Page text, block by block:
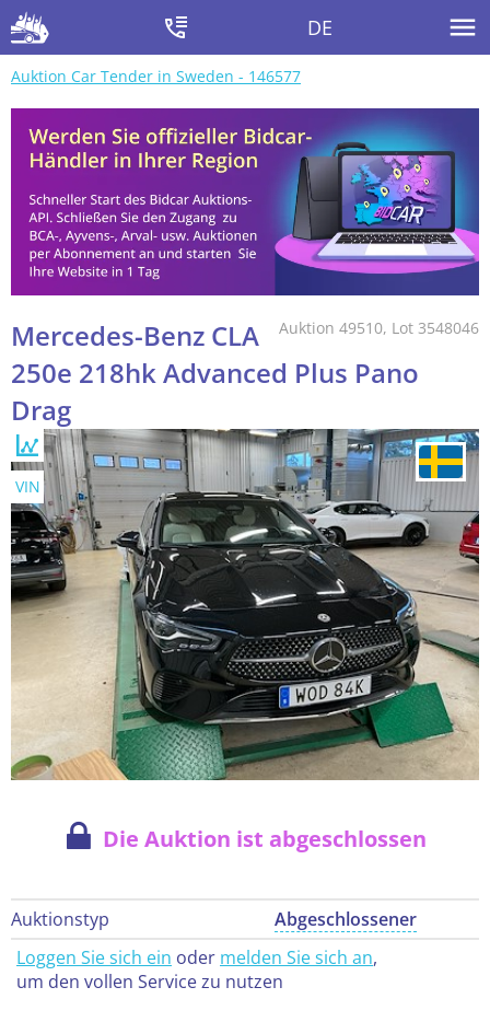
DE
Auktion Car Tender in Sweden - 146577
Auktion 49510, Lot 3548046
Mercedes-Benz CLA
250e 218hk Advanced Plus Pano
Drag
VIN
Die Auktion ist abgeschlossen
Auktionstyp
Abgeschlossener
Loggen Sie sich ein oder melden Sie sich an,
um den vollen Service zu nutzen